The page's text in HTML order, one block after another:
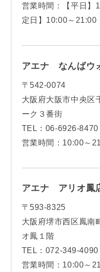
営業時間：【平日】
定日】10:00～21:00
アエナ なんばウ
〒542-0074
大阪府大阪市中央
ーク３番街
TEL：06-6926-8470
営業時間：10:00～
アエナ アリオ鳳
〒593-8325
大阪府堺市西区鳳
オ鳳１階
TEL：072-349-4090
営業時間：10:00～